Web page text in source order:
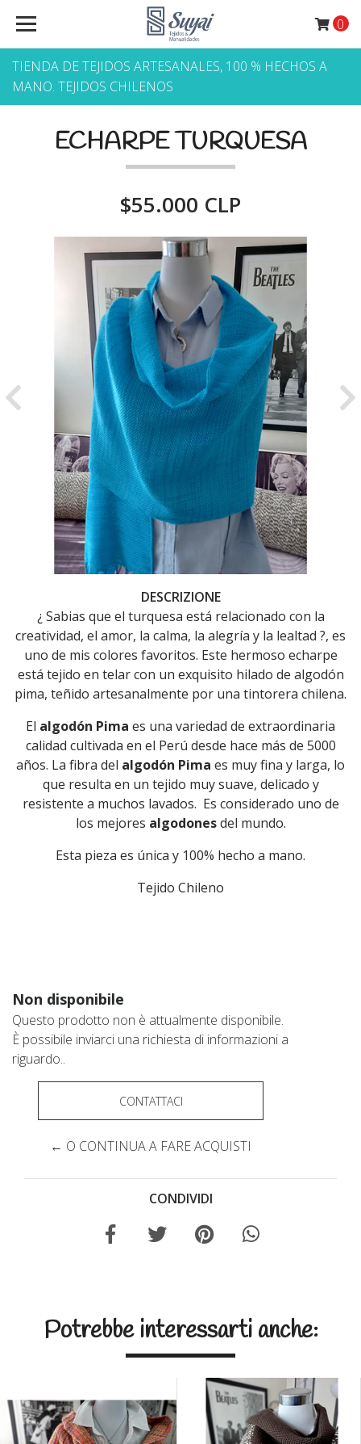
TIENDA DE TEJIDOS ARTESANALES, 100 % HECHOS A
MANO. TEJIDOS CHILENOS
0
ECHARPE TURQUESA
$55.000 CLP
Previous
DESCRIZIONE
¿ Sabias que el turquesa está relacionado con la
creatividad, el amor, la calma, la alegría y la lealtad ?, es
uno de mis colores favoritos. Este hermoso echarpe
está tejido en telar con un exquisito hilado de algodón
pima, teñido artesanalmente por una tintorera chilena.
El algodón Pima es una variedad de extraordinaria
calidad cultivada en el Perú desde hace más de 5000
años. La fibra del algodón Pima es muy fina y larga, lo
que resulta en un tejido muy suave, delicado y
resistente a muchos lavados. Es considerado uno de
los mejores algodonesdel mundo.
Esta pieza es única y 100% hecho a mano.
Tejido Chileno
Non disponibile
Questo prodotto non è attualmente disponibile.
È possibile inviarci una richiesta di informazioni a
riguardo..
CONTATTACI
← O CONTINUA A FARE ACQUISTI
CONDIVIDI
Potrebbe interessarti anche: